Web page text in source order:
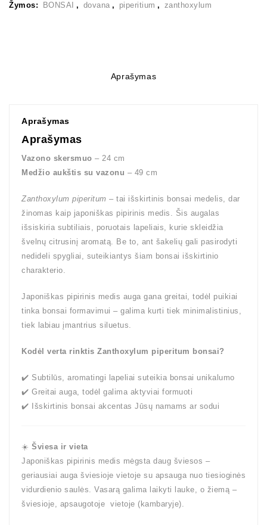
Žymos: BONSAI , dovana , piperitium , zanthoxylum
Aprašymas
Aprašymas
Aprašymas
Vazono skersmuo – 24 cm
Medžio aukštis su vazonu – 49 cm
Zanthoxylum piperitum – tai išskirtinis bonsai medelis, dar
žinomas kaip japoniškas pipirinis medis. Šis augalas
išsiskiria subtiliais, poruotais lapeliais, kurie skleidžia
švelnų citrusinį aromatą. Be to, ant šakelių gali pasirodyti
nedideli spygliai, suteikiantys šiam bonsai išskirtinio
charakterio.
Japoniškas pipirinis medis auga gana greitai, todėl puikiai
tinka bonsai formavimui – galima kurti tiek minimalistinius,
tiek labiau įmantrius siluetus.
Kodėl verta rinktis Zanthoxylum piperitum bonsai?
✔️ Subtilūs, aromatingi lapeliai suteikia bonsai unikalumo
✔️ Greitai auga, todėl galima aktyviai formuoti
✔️ Išskirtinis bonsai akcentas Jūsų namams ar sodui
☀️ Šviesa ir vieta
Japoniškas pipirinis medis mėgsta daug šviesos –
geriausiai auga šviesioje vietoje su apsauga nuo tiesioginės
vidurdienio saulės. Vasarą galima laikyti lauke, o žiemą –
šviesioje, apsaugotoje vietoje (kambaryje).